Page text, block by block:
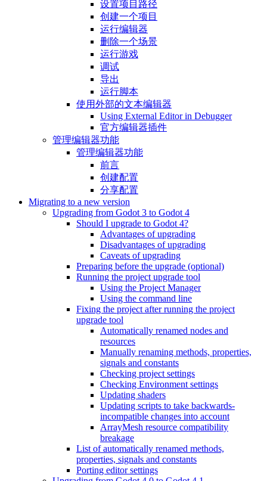
设置项目路径
创建一个项目
运行编辑器
删除一个场景
运行游戏
调试
导出
运行脚本
使用外部的文本编辑器
Using External Editor in Debugger
官方编辑器插件
管理编辑器功能
管理编辑器功能
前言
创建配置
分享配置
Migrating to a new version
Upgrading from Godot 3 to Godot 4
Should I upgrade to Godot 4?
Advantages of upgrading
Disadvantages of upgrading
Caveats of upgrading
Preparing before the upgrade (optional)
Running the project upgrade tool
Using the Project Manager
Using the command line
Fixing the project after running the project
upgrade tool
Automatically renamed nodes and
resources
Manually renaming methods, properties,
signals and constants
Checking project settings
Checking Environment settings
Updating shaders
Updating scripts to take backwards-
incompatible changes into account
ArrayMesh resource compatibility
breakage
List of automatically renamed methods,
properties, signals and constants
Porting editor settings